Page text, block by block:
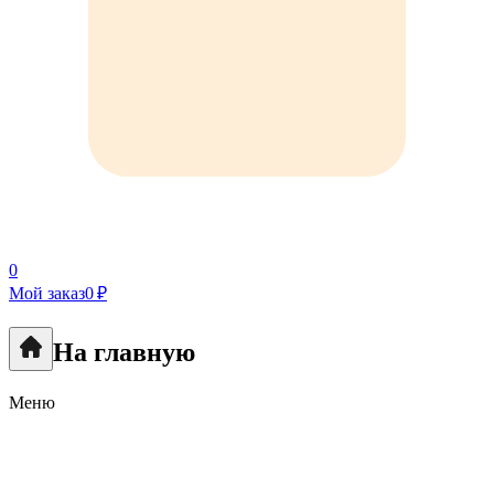
0
Мой заказ0 ₽
На главную
Меню